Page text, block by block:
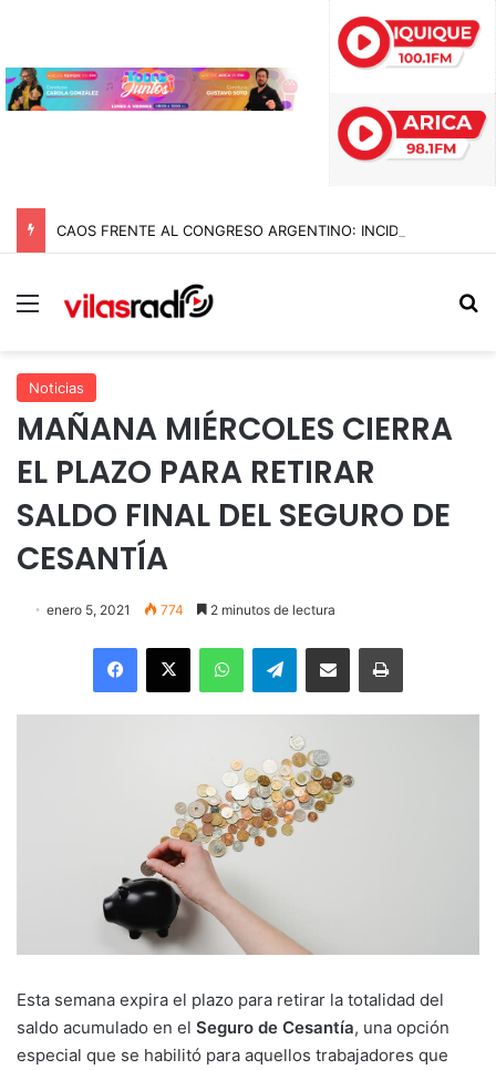
Menú
Noticias
MAÑANA MIÉRCOLES CIERRA
EL PLAZO PARA RETIRAR
SALDO FINAL DEL SEGURO DE
CESANTÍA
enero 5, 2021 774 2 minutos de lectura
Facebook
X WhatsAppTelegramEnviar vía email Imprimir
Esta semana expira el plazo para retirar la totalidad del
saldo acumulado en el Seguro de Cesantía, una opción
especial que se habilitó para aquellos trabajadores que